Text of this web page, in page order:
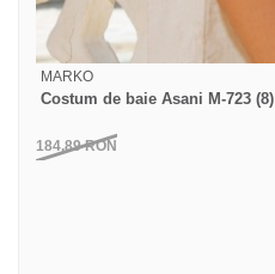
MARKO
Costum de baie Asani M-723 (8)
184,89RON